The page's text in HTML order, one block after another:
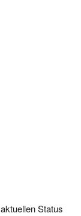
Status